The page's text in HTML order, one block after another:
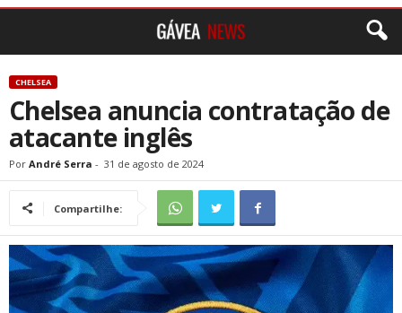
CHELSEA
Chelsea anuncia contratação de
atacante inglês
Por André Serra - 31 de agosto de 2024
Compartilhe: